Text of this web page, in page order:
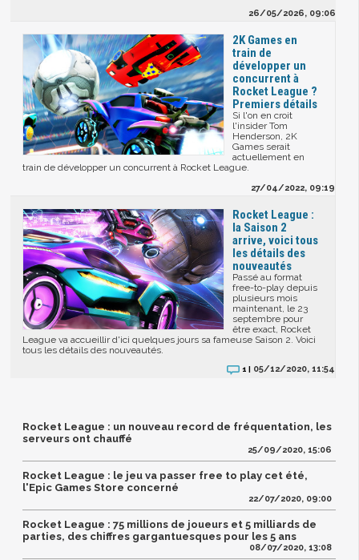
26/05/2026, 09:06
2K Games en
train de
développer un
concurrent à
Rocket League ?
Premiers détails
Si l'on en croit
l'insider Tom
Henderson, 2K
Games serait
actuellement en
train de développer un concurrent à Rocket League.
27/04/2022, 09:19
Rocket League :
la Saison 2
arrive, voici tous
les détails des
nouveautés
Passé au format
free-to-play depuis
plusieurs mois
maintenant, le 23
septembre pour
être exact, Rocket
League va accueillir d'ici quelques jours sa fameuse Saison 2. Voici
tous les détails des nouveautés.
1 | 05/12/2020, 11:54
Rocket League : un nouveau record de fréquentation, les
serveurs ont chauffé
25/09/2020, 15:06
Rocket League : le jeu va passer free to play cet été,
l'Epic Games Store concerné
22/07/2020, 09:00
Rocket League : 75 millions de joueurs et 5 milliards de
parties, des chiffres gargantuesques pour les 5 ans
08/07/2020, 13:08